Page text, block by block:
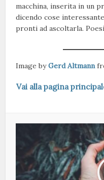
macchina, inserita in un
dicendo cose
pronti ad ascoltarla.
Image byGerd Altmann
Vai alla pagina